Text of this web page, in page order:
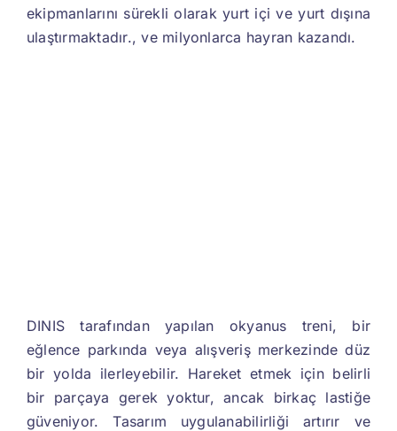
ekipmanlarını sürekli olarak yurt içi ve yurt dışına
ulaştırmaktadır., ve milyonlarca hayran kazandı.
DINIS tarafından yapılan okyanus treni, bir
eğlence parkında veya alışveriş merkezinde düz
bir yolda ilerleyebilir. Hareket etmek için belirli
bir parçaya gerek yoktur, ancak birkaç lastiğe
güveniyor. Tasarım uygulanabilirliği artırır ve